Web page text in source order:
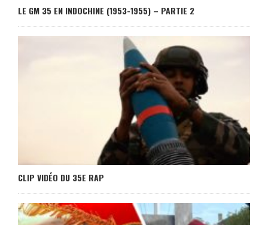
LE GM 35 EN INDOCHINE (1953-1955) – PARTIE 2
CLIP VIDÉO DU 35E RAP